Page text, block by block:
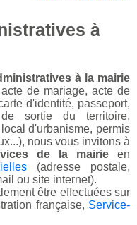
à
à la mairie
de mariage, acte de
d'identité, passeport,
de sortie du territoire,
d'urbanisme, permis
nous vous invitons à
de la mairie en
(adresse postale,
ou site internet).
être effectuées sur
française, Service-